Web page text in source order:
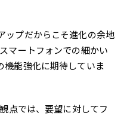
ップだからこそ進化の余地
マートフォンでの細かい
機能強化に期待していま
点では、要望に対してフ